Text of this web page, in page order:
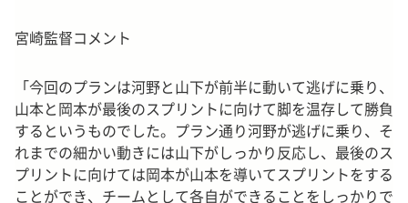
宮崎監督コメント
「今回のプランは河野と山下が前半に動いて逃げに乗り、
山本と岡本が最後のスプリントに向けて脚を温存して勝負
するというものでした。プラン通り河野が逃げに乗り、そ
れまでの細かい動きには山下がしっかり反応し、最後のス
プリントに向けては岡本が山本を導いてスプリントをする
ことができ、チームとして各自ができることをしっかりで